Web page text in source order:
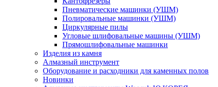
Пневматические машинки (УШМ)
Полировальные машинки (УШМ)
Циркулярные пилы
Угловые шлифовальные машины (УШМ)
Прямошлифовальные машинки
Изделия из камня
Алмазный инструмент
Оборудование и расходники для каменных полов
Новинки